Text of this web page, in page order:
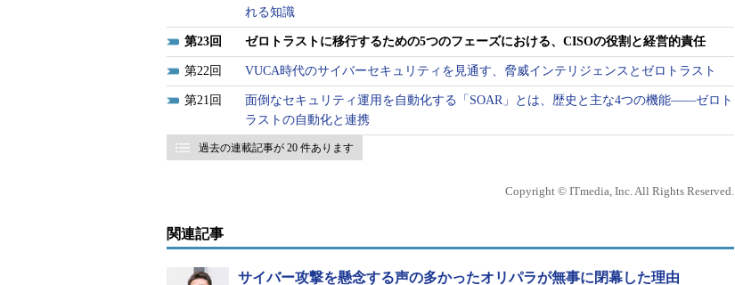
れる知識
23 ゼロトラストに移行するための5つのフェーズにおける、CISOの役割と経営的責任
22 VUCA時代のサイバーセキュリティを見通す、脅威インテリジェンスとゼロトラスト
21
面倒なセキュリティ運用を自動化する「SOAR」とは、歴史と主な4つの機能――ゼロト
ラストの自動化と連携
過去の連載記事が 20 件あります
Copyright © ITmedia, Inc. All Rights Reserved.
関連記事
サイバー攻撃を懸念する声の多かったオリパラが無事に閉幕した理由